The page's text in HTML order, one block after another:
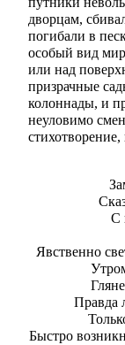
дворцам,
погибали в
особый вид
или над
призрачные
колоннады, и
неуловимо
С
Явственно
Правда
Быстро